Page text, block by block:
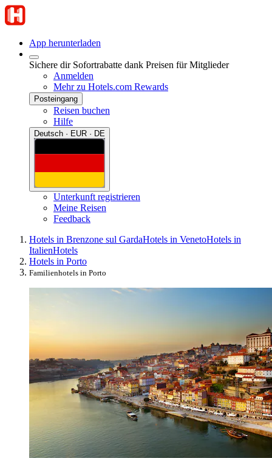
App herunterladen
Sichere dir Sofortrabatte dank Preisen für Mitglieder
Anmelden
Mehr zu Hotels.com Rewards
Posteingang
Reisen buchen
Hilfe
Deutsch · EUR · DE
Unterkunft registrieren
Meine Reisen
Feedback
Hotels in Brenzone sul GardaHotels in VenetoHotels in
ItalienHotels
Hotels in Porto
Familienhotels in Porto